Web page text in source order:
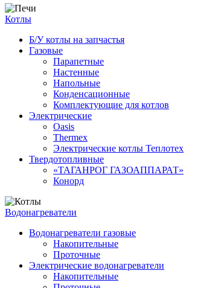
Котлы
Б/У котлы на запчастья
Газовые
Парапетные
Настенные
Напольные
Конденсационные
Комплектующие для котлов
Электрические
Oasis
Thermex
Электрические котлы Теплотех
Твердотопливные
«ТАГАНРОГ ГАЗОАППАРАТ»
Конорд
Водонагреватели
Водонагреватели газовые
Накопительные
Проточные
Электрические водонагреватели
Накопительные